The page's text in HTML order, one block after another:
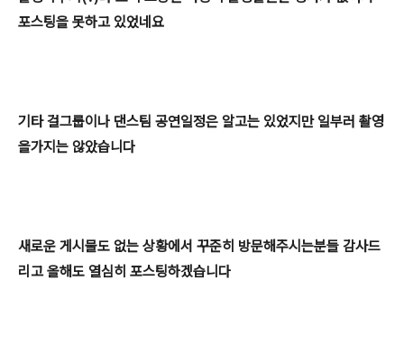
포스팅을 못하고 있었네요
기타걸그룹이나 댄스팀 공연일정은 알고는 있었지만일부러 촬영
을가지는 않았습니다
새로운 게시물도 없는 상황에서 꾸준히 방문해주시는분들 감사드
리고 올해도 열심히 포스팅하겠습니다